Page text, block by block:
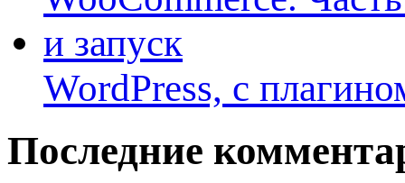
WordPress, с
Последние